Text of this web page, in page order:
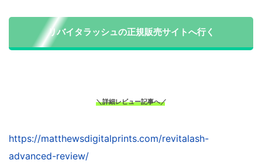
リバイタラッシュの正規販売サイトへ行く
＼詳細レビュー記事へ／
https://matthewsdigitalprints.com/revitalash-
advanced-review/